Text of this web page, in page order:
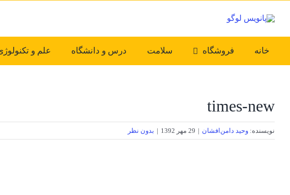
content
خانه فروشگاه سلامت درس و دانشگاه علم و
times-new
نویسنده: وحید دامن‌افشان | 29 مهر 1392 | بدون نظر